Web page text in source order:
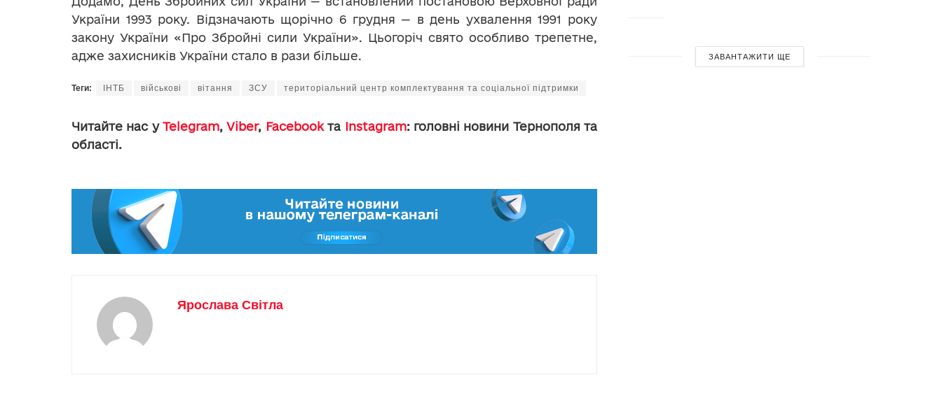
України 1993 року. Відзначають щорічно 6 грудня — в день ухвалення 1991 року
закону України «Про Збройні сили України». Цьогоріч свято особливо трепетне,
адже захисників України стало в рази більше.
Теги: ІНТБ військові вітання ЗСУ територіальний центр комплектування та соціальної підтримки
Читайте нас уTelegram,Viber, Facebookта Instagram: головні новини Тернополя та
області.
Ярослава Світла
ЗАВАНТАЖИТИ ЩЕ